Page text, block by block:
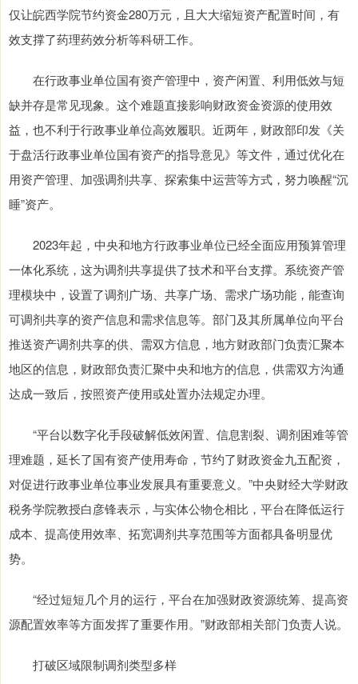
仅让皖西学院节约资金280万元，且大大缩短资产配置时间，有
效支撑了药理药效分析等科研工作。
在行政事业单位国有资产管理中，资产闲置、利用低效与短
缺并存是常见现象。这个难题直接影响财政资金资源的使用效
益，也不利于行政事业单位高效履职。近两年，财政部印发《关
于盘活行政事业单位国有资产的指导意见》等文件，通过优化在
用资产管理、加强调剂共享、探索集中运营等方式，努力唤醒“沉
睡”资产。
2023年起，中央和地方行政事业单位已经全面应用预算管理
一体化系统，这为调剂共享提供了技术和平台支撑。系统资产管
理模块中，设置了调剂广场、共享广场、需求广场功能，能查询
可调剂共享的资产信息和需求信息等。部门及其所属单位向平台
推送资产调剂共享的供、需双方信息，地方财政部门负责汇聚本
地区的信息，财政部负责汇聚中央和地方的信息，供需双方沟通
达成一致后，按照资产使用或处置办法规定办理。
“平台以数字化手段破解低效闲置、信息割裂、调剂困难等管
理难题，延长了国有资产使用寿命，节约了财政资金九五配资，
对促进行政事业单位事业发展具有重要意义。”中央财经大学财政
税务学院教授白彦锋表示，与实体公物仓相比，平台在降低运行
成本、提高使用效率、拓宽调剂共享范围等方面都具备明显优
势。
“经过短短几个月的运行，平台在加强财政资源统筹、提高资
源配置效率等方面发挥了重要作用。”财政部相关部门负责人说。
打破区域限制调剂类型多样